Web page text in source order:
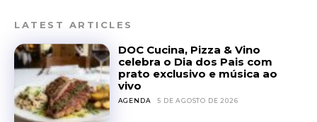
LATEST ARTICLES
DOC Cucina, Pizza & Vino
celebra o Dia dos Pais com
prato exclusivo e música ao
vivo
AGENDA 5 DE AGOSTO DE 2026